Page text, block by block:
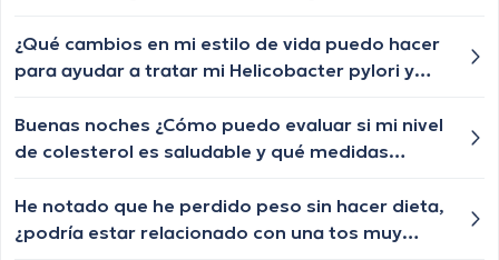
pestañas igual algún tratamiento q le ayude a
crecer o esa enfermedad ya no tiene
Hay pequeñas protuberancias dolorosas que
aparecen y desaparecen, y también noto un
gustaría saber si alguien tiene alguna idea de lo
que podría estar pasando y si debo buscar
¿Qué cambios en mi estilo de vida puedo hacer
para ayudar a tratar mi Helicobacter pylori y
y náuseas?
Buenas noches ¿Cómo puedo evaluar si mi nivel
de colesterol es saludable y qué medidas
He notado que he perdido peso sin hacer dieta,
¿podría estar relacionado con una tos muy